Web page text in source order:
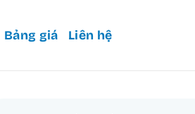
Bảng giá Liên hệ